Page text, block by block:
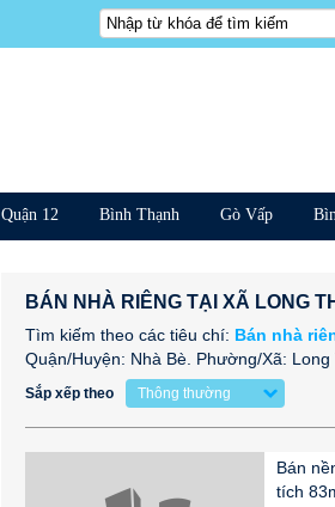
Quận 12 Bình Thạnh Gò Vấp
BÁN NHÀ RIÊNG TẠI XÃ LONG
Tìm kiếm theo các tiêu chí: Bán nhà
Quận/Huyện: Nhà Bè. Phường/Xã: Long
Sắp xếp theo Thông thường
Bán
tích